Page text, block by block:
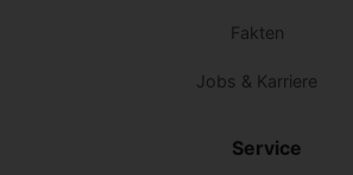
Fakten
Jobs & Karriere
Service